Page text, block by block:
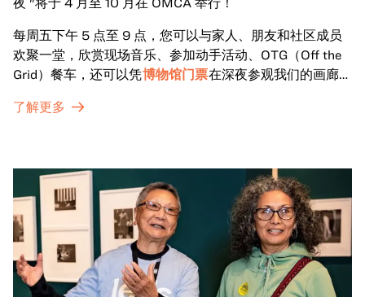
每周五下午 5 点至 9 点，您可以与家人、朋友和社区成员
欢聚一堂，欣赏现场音乐、参加动手活动、OTG（Off the
Grid）餐车，还可以凭博物馆门票在深夜参观我们的画廊和
了解更多